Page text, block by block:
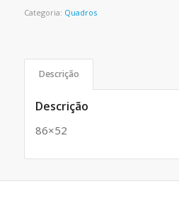
Categoria: Quadros
Descrição
Descrição
86×52